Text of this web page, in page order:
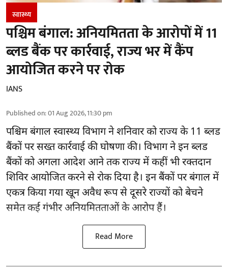
स्वास्थ्य
पश्चिम बंगाल: अनियमितता के आरोपों में 11
ब्लड बैंक पर कार्रवाई, राज्य भर में कैंप
आयोजित करने पर रोक
IANS
Published on:01 Aug 2026, 11:30 pm
पश्चिम बंगाल स्वास्थ्य विभाग ने शनिवार को राज्य के 11 ब्लड
बैंकों पर सख्त कार्रवाई की घोषणा की। विभाग ने इन ब्लड
बैंकों को अगला आदेश आने तक राज्य में कहीं भी रक्तदान
शिविर आयोजित करने से रोक दिया है। इन बैंकों पर बंगाल में
एकत्र किया गया खून अवैध रूप से दूसरे राज्यों को बेचने
समेत कई गंभीर अनियमितताओं के आरोप हैं।
Read More